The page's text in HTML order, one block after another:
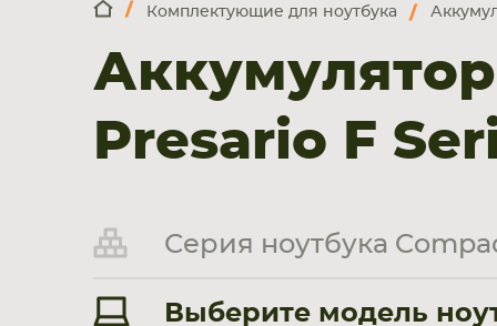
НОУТБУКА
ПЛАНШЕТА
СМАРТФОНА
Комплектующие для ноутбука
Presario F
Серия ноутбука
Выберите модель